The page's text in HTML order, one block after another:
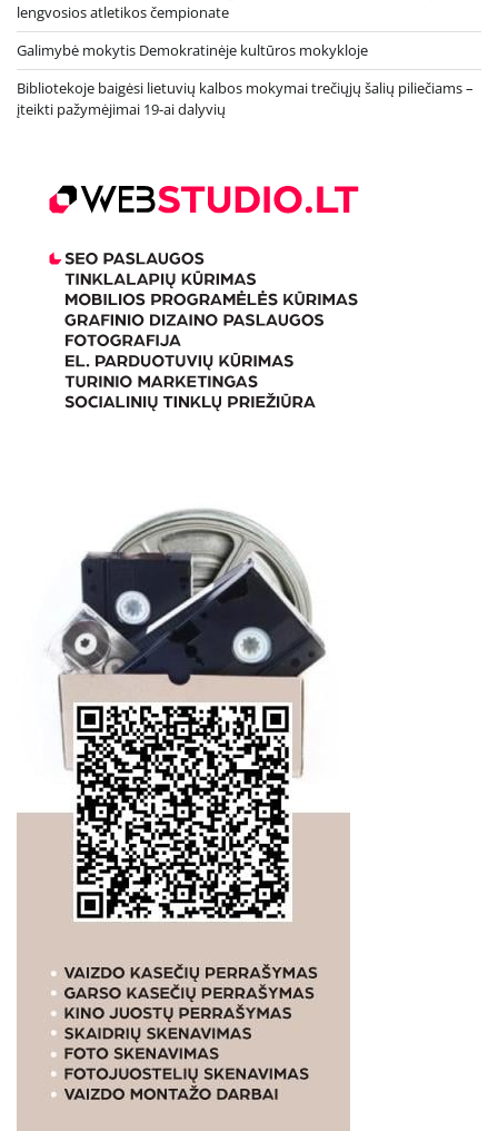
lengvosios atletikos čempionate
Galimybė mokytis Demokratinėje kultūros mokykloje
Bibliotekoje baigėsi lietuvių kalbos mokymai trečiųjų šalių piliečiams –
įteikti pažymėjimai 19-ai dalyvių